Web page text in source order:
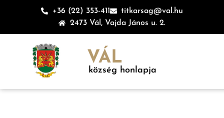
+36 (22) 353-411
titkarsag@val.hu
2473 Vál, Vajda János u. 2.
VÁL
község honlapja